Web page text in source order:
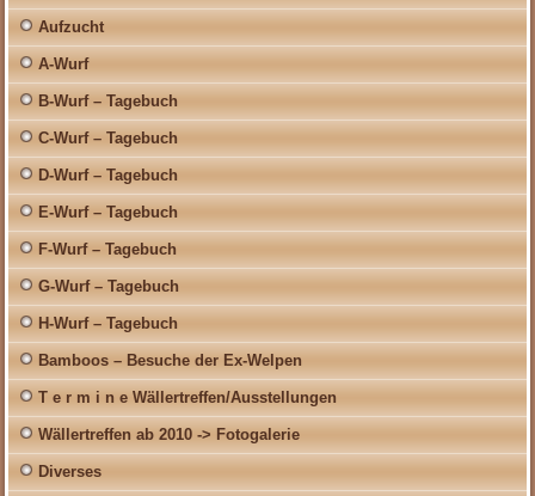
Aufzucht
A-Wurf
B-Wurf – Tagebuch
C-Wurf – Tagebuch
D-Wurf – Tagebuch
E-Wurf – Tagebuch
F-Wurf – Tagebuch
G-Wurf – Tagebuch
H-Wurf – Tagebuch
Bamboos – Besuche der Ex-Welpen
T e r m i n e Wällertreffen/Ausstellungen
Wällertreffen ab 2010 -> Fotogalerie
Diverses